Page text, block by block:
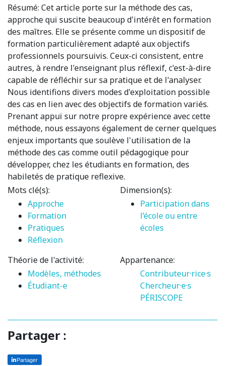
Résumé: Cet article porte sur la méthode des cas,
approche qui suscite beaucoup d'intérêt en formation
des maîtres. Elle se présente comme un dispositif de
formation particulièrement adapté aux objectifs
professionnels poursuivis. Ceux-ci consistent, entre
autres, à rendre l'enseignant plus réflexif, c'est-à-dire
capable de réfléchir sur sa pratique et de l'analyser.
Nous identifions divers modes d'exploitation possible
des cas en lien avec des objectifs de formation variés.
Prenant appui sur notre propre expérience avec cette
méthode, nous essayons également de cerner quelques
enjeux importants que soulève l'utilisation de la
méthode des cas comme outil pédagogique pour
développer, chez les étudiants en formation, des
habiletés de pratique reflexive.
Mots clé(s):
Approche
Formation
Pratiques
Réflexion
Dimension(s):
Participation dans
l’école ou entre
écoles
Théorie de l'activité:
Modèles, méthodes
Étudiant-e
Appartenance:
Contributeur·rice·s
Chercheur·e·s
PÉRISCOPE
Partager :
Partager